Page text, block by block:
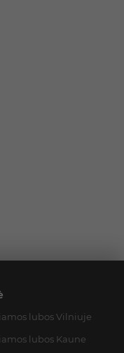
lubos Vilniuje
lubos Kaune